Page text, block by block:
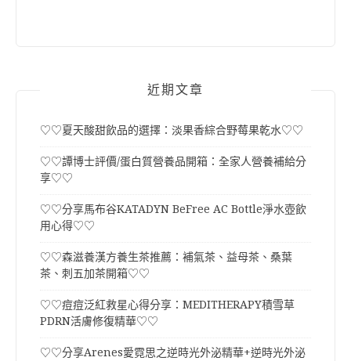
近期文章
♡♡夏天酸甜飲品的選擇：淡果香綜合野莓果乾水♡♡
♡♡譚博士評價/蛋白質營養品開箱：全家人營養補給分
享♡♡
♡♡分享馬布谷KATADYN BeFree AC Bottle淨水壺飲
用心得♡♡
♡♡森滋養漢方養生茶推薦：補氣茶、益母茶、桑葉
茶、刺五加茶開箱♡♡
♡♡痘痘泛紅救星心得分享：MEDITHERAPY積雪草
PDRN活膚修復精華♡♡
♡♡分享Arenes愛霓思之逆時光外泌精華+逆時光外泌